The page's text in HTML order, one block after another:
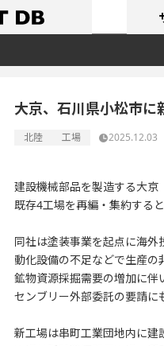
大京、石川県小松市に
北陸 工場 2025.12.03
建設機械部品を製造する大京
既存4工場を再編・集約すると
同社は塗装事業を起点に海
動化設備の不足などで生産の
鉱物資源採掘需要の増加に伴
センブリー外部委託の要請に
新工場は串町工業団地内に建